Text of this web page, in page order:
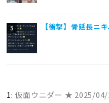
【衝撃】骨延長ニ
1: 仮面ウニダー ★ 2025/04/